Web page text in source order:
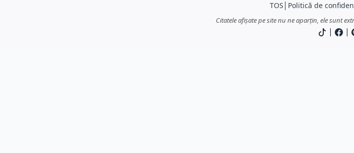
TOS Politică de
Citatele afișate pe site nu ne aparțin, ele sunt
| |